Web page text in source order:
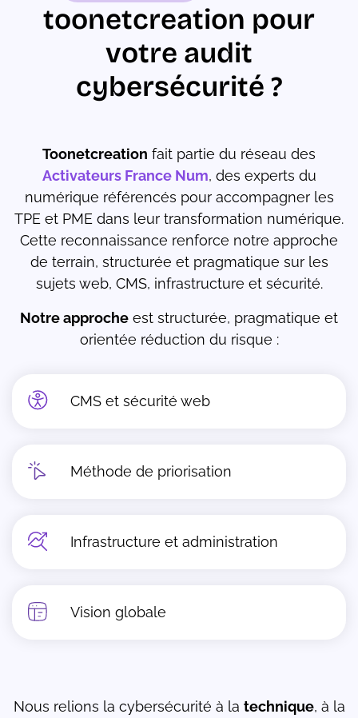
toonetcreation pour
votre audit
cybersécurité ?
Toonetcreation fait partie du réseau des
Activateurs France Num, des experts du
numérique référencés pour accompagner les
TPE et PME dans leur transformation numérique.
Cette reconnaissance renforce notre approche
de terrain, structurée et pragmatique sur les
sujets web, CMS, infrastructure et sécurité.
Notre approche est structurée, pragmatique et
orientée réduction du risque :
CMS et sécurité web
Méthode de priorisation
Infrastructure et administration
Vision globale
Nous relions la cybersécurité à la technique, à la